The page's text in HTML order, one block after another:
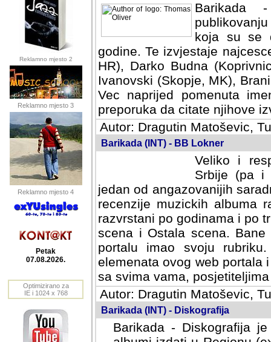
Reklamno mjesto 2
Reklamno mjesto 3
Reklamno mjesto 4
Petak
07.08.2026.
Optimizirano za
IE i 1024 x 768
Barikada
koja su se
godine. Te izvjestaje
HR), Darko Budna
Ivanovski (Skopje, MK),
Vec naprijed pomenuta
preporuka da citate njihove
Autor: Dragutin Matoševic,
Barikada (INT) - BB Lokner
Veliko i
Srbije (pa i
jedan od angazovanijih
recenzije muzickih albuma
razvrstani po godinama i po
scena i Ostala scena.
portalu imao svoju
elemenata ovog web portala
sa svima vama,
Autor: Dragutin Matoševic,
Barikada (INT) - Diskografija
Barikada - Diskografija